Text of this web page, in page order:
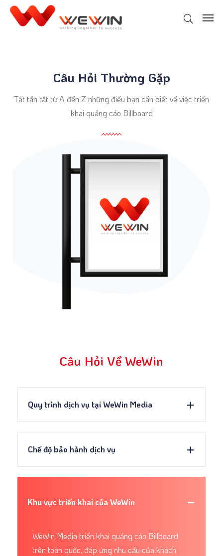
Câu Hỏi Thường Gặp
Tất tần tật từ A đến Z những điều bạn cần biết về việc triển
khai quảng cáo Billboard
Câu Hỏi Về WeWin
Quy trình dịch vụ tại WeWin Media
Chế độ bảo hành dịch vụ
Khu vực triển khai của WeWin
WeWin Media triển khai quảng cáo Billboard
trên toàn quốc, đáp ứng nhu cầu của khách